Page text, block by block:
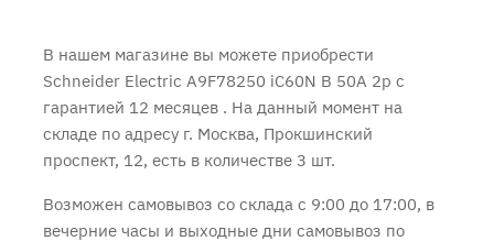
В нашем магазине вы можете приобрести
Schneider Electric A9F78250 iC60N B 50A 2p с
гарантией 12 месяцев . На данный момент на
складе по адресу г. Москва, Прокшинский
проспект, 12, есть в количестве 3 шт.
Возможен самовывоз со склада с 9:00 до 17:00, в
вечерние часы и выходные дни самовывоз по